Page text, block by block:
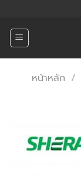
ยัง
เนื้อหา
หน้าหลัก /